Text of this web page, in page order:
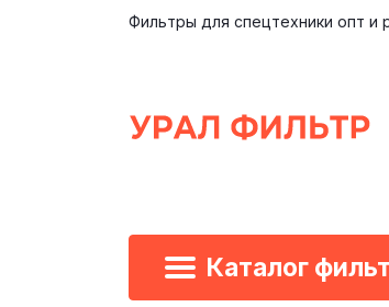
Каталог
Фильтры для спецтехники опт и